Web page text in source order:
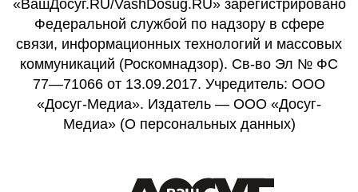
«ВашДосуг.RU/VashDosug.RU» зарегистрировано
Федеральной службой по надзору в сфере
связи, информационных технологий и массовых
коммуникаций (Роскомнадзор). Св-во Эл № ФС
77—71066 от 13.09.2017. Учредитель: ООО
«Досуг-Медиа». Издатель — ООО «Досуг-
Медиа» (О персональных данных)